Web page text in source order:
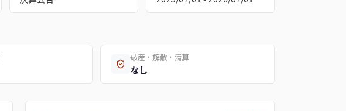
破産・解散・清算
なし